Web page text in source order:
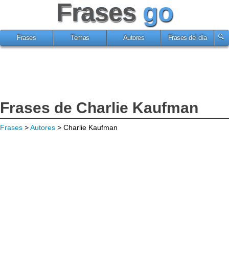
Frases go
Frases Temas Autores Frases del día
Frases de Charlie Kaufman
Frases >Autores > Charlie Kaufman